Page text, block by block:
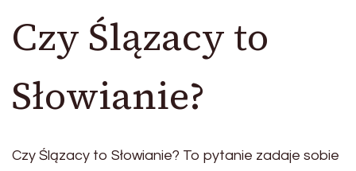
Czy Ślązacy to
Słowianie?
Czy Ślązacy to Słowianie? To pytanie zadaje sobie